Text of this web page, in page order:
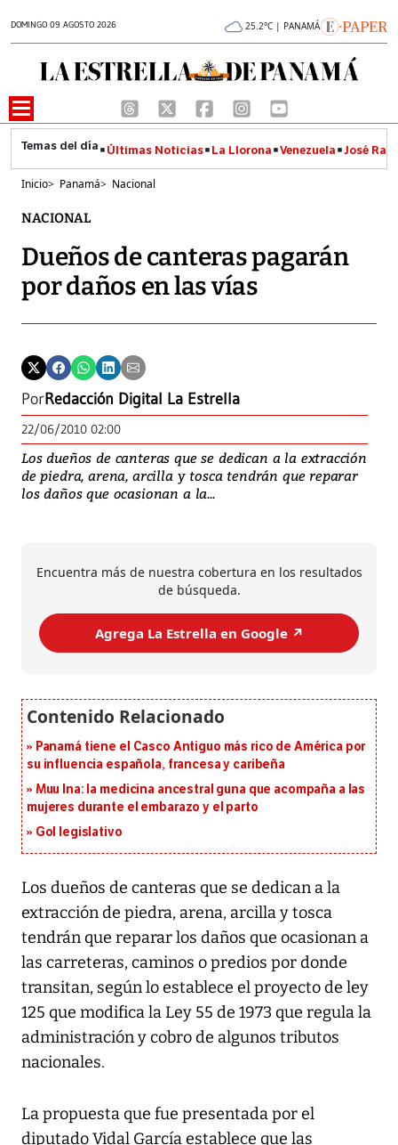
DOMINGO 09 AGOSTO 2026 25.2°C | PANAMÁ
Últimas Noticias La Llorona Venezuela José
Inicio> Panamá> Nacional
NACIONAL
Dueños de canteras pagarán
por daños en las vías
PorRedacción Digital La Estrella
22/06/2010 02:00
Los dueños de canteras que se dedican a la extracción
de piedra, arena, arcilla y tosca tendrán que reparar
los daños que ocasionan a la...
Encuentra más de nuestra cobertura en los resultados
de búsqueda.
Agrega La Estrella en Google ↗️
Panamá tiene el Casco Antiguo más rico de América por
su influencia española, francesa y caribeña
Muu Ina: la medicina ancestral guna que acompaña a las
mujeres durante el embarazo y el parto
Gol legislativo
Los dueños de canteras que se dedican a la
extracción de piedra, arena, arcilla y tosca
tendrán que reparar los daños que ocasionan a
las carreteras, caminos o predios por donde
transitan, según lo establece el proyecto de ley
125 que modifica la Ley 55 de 1973 que regula la
administración y cobro de algunos tributos
nacionales.
La propuesta que fue presentada por el
diputado Vidal García establece que las